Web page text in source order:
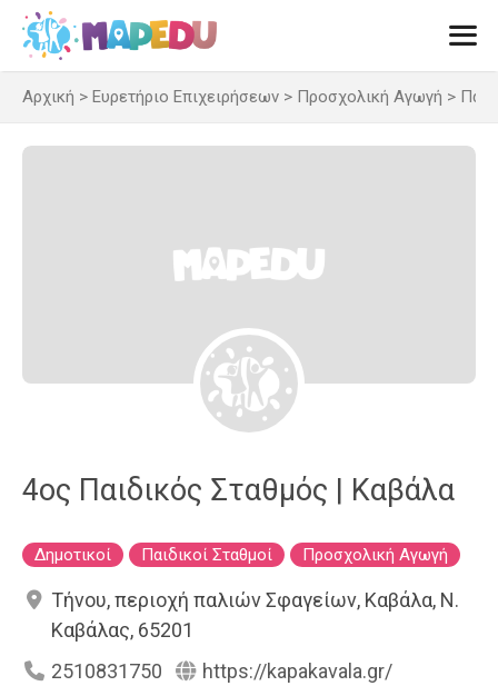
Μετάβαση
περιεχόμενο
Αρχική > Ευρετήριο Επιχειρήσεων > Προσχολική Αγωγή >
4ος Παιδικός Σταθμός | Καβάλα
Δημοτικοί Παιδικοί Σταθμοί Προσχολική Αγωγή
Τήνου, περιοχή παλιών Σφαγείων, Καβάλα, Ν.
Καβάλας, 65201
2510831750
https://kapakavala.gr/